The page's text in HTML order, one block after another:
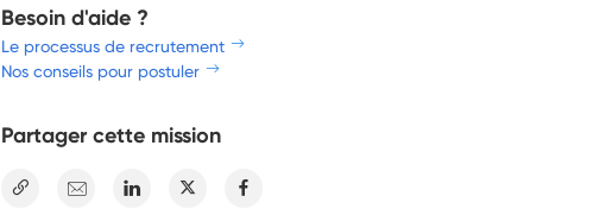
Besoin d'aide ?
Le processus de recrutement
Nos conseils pour postuler
Partager cette mission
E-mail Linkedin Twitter